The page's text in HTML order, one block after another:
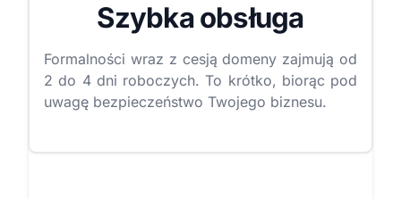
Szybka obsługa
Formalności wraz z cesją domeny zajmują od
2 do 4 dni roboczych. To krótko, biorąc pod
uwagę bezpieczeństwo Twojego biznesu.